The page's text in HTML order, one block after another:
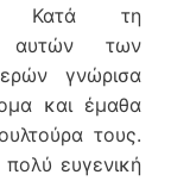
Κατά τη
αυτών των
γνώρισα
και έμαθα
τους.
ευγενική